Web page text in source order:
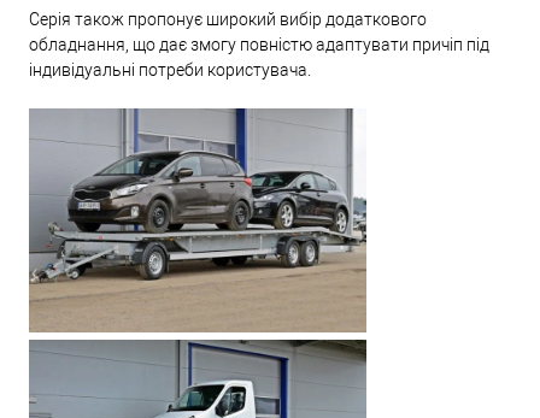
Серія також пропонує широкий вибір додаткового
обладнання, що дає змогу повністю адаптувати причіп під
індивідуальні потреби користувача.